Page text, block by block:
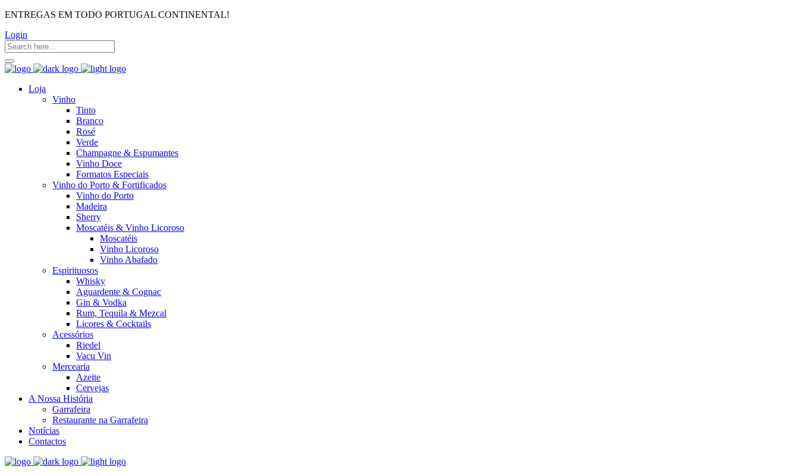
ENTREGAS EM TODO PORTUGAL CONTINENTAL!
Login
Loja
Vinho
Tinto
Branco
Rosé
Verde
Champagne & Espumantes
Vinho Doce
Formatos Especiais
Vinho do Porto & Fortificados
Vinho do Porto
Madeira
Sherry
Moscatéis & Vinho Licoroso
Moscatéis
Vinho Licoroso
Vinho Abafado
Espirituosos
Whisky
Aguardente & Cognac
Gin & Vodka
Rum, Tequila & Mezcal
Licores & Cocktails
Acessórios
Riedel
Vacu Vin
Mercearia
Azeite
Cervejas
A Nossa História
Garrafeira
Restaurante na Garrafeira
Notícias
Contactos